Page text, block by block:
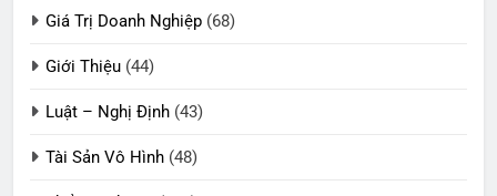
Giá Trị Doanh Nghiệp (68)
Giới Thiệu (44)
Luật – Nghị Định (43)
Tài Sản Vô Hình (48)